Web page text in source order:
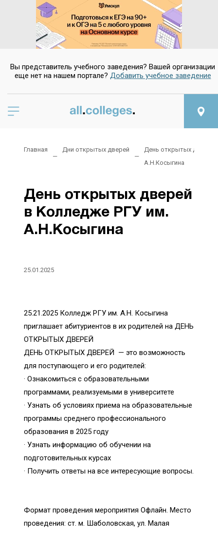
Вы представитель учебного заведения? Вашей организации
еще нет на нашем портале? Добавить учебное заведение
Главная Дни открытых дверей
День открытых дверей
А.Н.Косыгина
День открытых дверей
в Колледже РГУ им.
А.Н.Косыгина
25.01.2025
25.21.2025 Колледж РГУ им. А.Н. Косыгина
приглашает абитуриентов в их родителей на ДЕНЬ
ОТКРЫТЫХ ДВЕРЕЙ
ДЕНЬ ОТКРЫТЫХ ДВЕРЕЙ — это возможность
для поступающего и его родителей:
· Ознакомиться с образовательными
программами, реализуемыми в университете
· Узнать об условиях приема на образовательные
программы среднего профессионального
образования в 2025 году
· Узнать информацию об обучении на
подготовительных курсах
· Получить ответы на все интересующие вопросы.
Формат проведения мероприятия Офлайн. Место
проведения: ст. м. Шаболовская, ул. Малая